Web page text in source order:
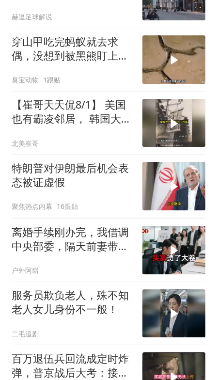
赫逗足球解说
穿山甲吃完蚂蚁就去求
偶，没想到被黑熊盯上
臭宝动物 1跟贴
【崔哥天天侃8/1】 美国
也有霸凌邻居， 韩国大爷
北美崔哥
特朗普对伊朗最后机会表
态被证虚假
聚焦热点内幕 16跟贴
离婚手续刚办完，我借调
中央部委，隔天前妻带新
户外阿崭
服务员欺负老人，殊不知
老人女儿身份不一般！
二毛追剧
百万退伍兵回流成定时炸
弹，普京战后大考：接不